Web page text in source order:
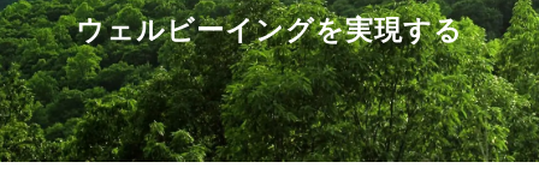
ウェルビーイングを実現する